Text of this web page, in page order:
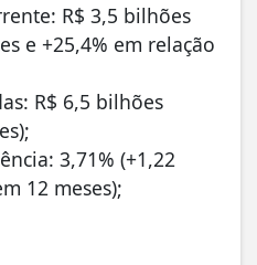
R$ 3,5 bilhões
e +25,4% em relação
R$ 6,5 bilhões
3,71% (+1,22
12 meses);